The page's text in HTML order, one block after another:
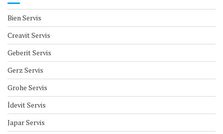
Bien Servis
Creavit Servis
Geberit Servis
Gerz Servis
Grohe Servis
İdevit Servis
Japar Servis